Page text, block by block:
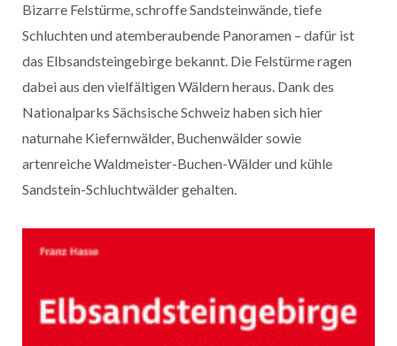
Bizarre Felstürme, schroffe Sandsteinwände, tiefe
Schluchten und atemberaubende Panoramen – dafür ist
das Elbsandsteingebirge bekannt. Die Felstürme ragen
dabei aus den vielfältigen Wäldern heraus. Dank des
Nationalparks Sächsische Schweiz haben sich hier
naturnahe Kiefernwälder, Buchenwälder sowie
artenreiche Waldmeister-Buchen-Wälder und kühle
Sandstein-Schluchtwälder gehalten.